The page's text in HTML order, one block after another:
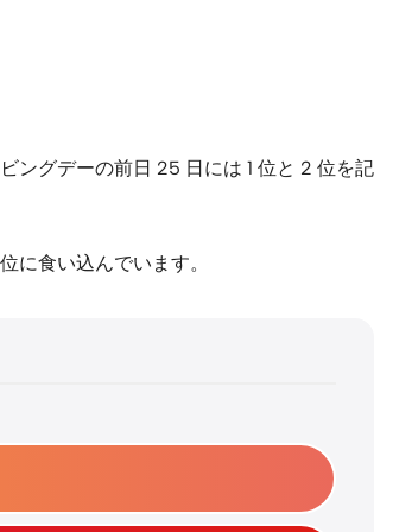
ングデーの前日 25 日には 1 位と 2 位を記
に食い込んでいます。